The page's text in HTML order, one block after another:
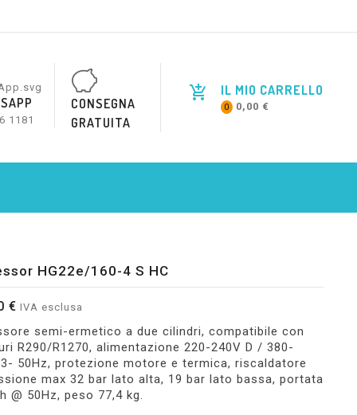
IL MIO CARRELLO
0 0,00 €
1181
CONSEGNA
GRATUITA
HG22e/160-4 S HC
€ IVA esclusa
semi-ermetico a due cilindri, compatibile con
R290/R1270, alimentazione 220-240V D / 380-
50Hz, protezione motore e termica, riscaldatore
max 32 bar lato alta, 19 bar lato bassa, portata
@ 50Hz, peso 77,4 kg.